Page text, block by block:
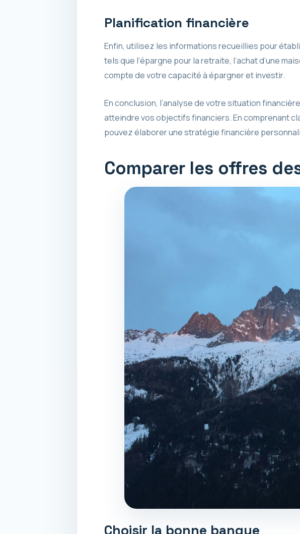
Planification financière
Enfin, utilisez les informations recueillies pour
tels que l’épargne pour la retraite, l’achat d’une
compte de votre capacité à épargner et investir.
En conclusion, l’analyse de votre situation
atteindre vos objectifs financiers. En comprenant
pouvez élaborer une stratégie financière
Comparer les offres
Choisir la bonne banque